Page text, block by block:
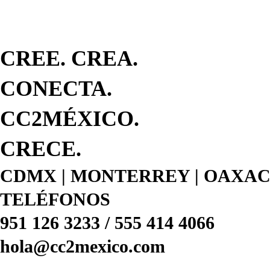
CREE. CREA.
CONECTA.
CC2MÉXICO.
CRECE.
CDMX | MONTERREY |
TELÉFONOS
951 126 3233 / 555 414 4066
hola@cc2mexico.com